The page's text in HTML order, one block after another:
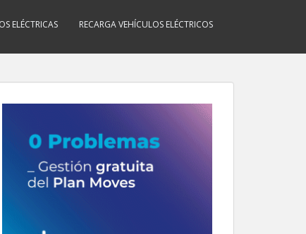
ELÉCTRICAS RECARGA VEHÍCULOS ELÉCTRICOS